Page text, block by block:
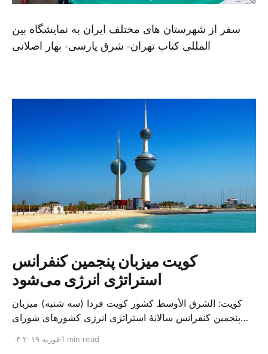
سفر از شهرستان های مختلف ایران به نمایشگاه بین
المللی کتاب تهران- شرق پارسی- بهار اصلانی
کویت میزبان پنجمین کنفرانس
استراتژی انرژی می‌شود
کویت: الشرق الأوسط کشور کویت فردا (سه شنبه) میزبان
پنجمین کنفرانس سالانهٔ استراتژی انرژی کشورهای شورای
متخصص از شرکت‌های جهانی نفت و گاز در این کنفرانس
۰۴ فوریه ۲۰۱۹1 min read